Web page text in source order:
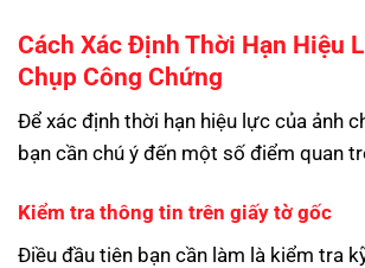
Cách Xác Định Thời Hạn Hiệu
Chụp Công Chứng
Để xác định thời hạn hiệu lực của ảnh
bạn cần chú ý đến một số điểm quan
Kiểm tra thông tin trên giấy tờ gốc
Điều đầu tiên bạn cần làm là kiểm tra